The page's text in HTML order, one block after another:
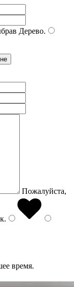
Дерево.
Пожалуйста,
.
время.